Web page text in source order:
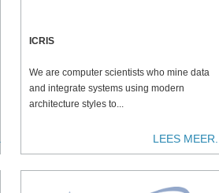
ICRIS
We are computer scientists who mine data
and integrate systems using modern
architecture styles to...
LEES MEER...